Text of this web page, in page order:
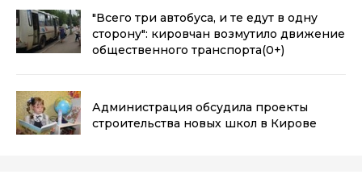
"Всего три автобуса, и те едут в одну
сторону": кировчан возмутило движение
общественного транспорта(0+)
Администрация обсудила проекты
строительства новых школ в Кирове